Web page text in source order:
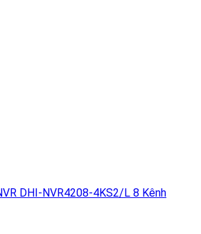
DHI-NVR4208-4KS2/L 8 Kênh